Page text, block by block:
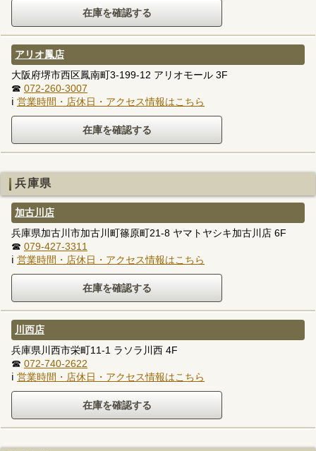
アリオ鳳店
大阪府堺市西区鳳南町3-199-12 アリオモール 3F
☎ 072-260-3007
ℹ 営業時間・店休日・アクセス情報はこちら
兵庫県
加古川店
兵庫県加古川市加古川町篠原町21-8 ヤマトヤシキ加古川店 6F
☎ 079-427-3311
ℹ 営業時間・店休日・アクセス情報はこちら
川西店
兵庫県川西市栄町11-1 ラソラ川西 4F
☎ 072-740-2622
ℹ 営業時間・店休日・アクセス情報はこちら